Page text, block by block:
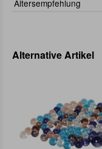
Altersempfehlung
Alternative Artikel